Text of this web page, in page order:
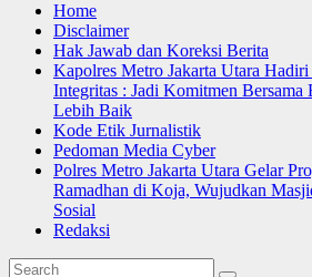
Home
Disclaimer
Hak Jawab dan Koreksi Berita
Kapolres Metro Jakarta Utara Hadiri
Integritas : Jadi Komitmen Bersama
Lebih Baik
Kode Etik Jurnalistik
Pedoman Media Cyber
Polres Metro Jakarta Utara Gelar
Ramadhan di Koja, Wujudkan
Sosial
Redaksi